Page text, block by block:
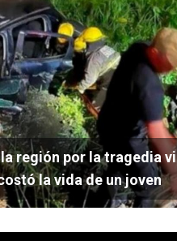
región por la tragedia
la vida de un joven